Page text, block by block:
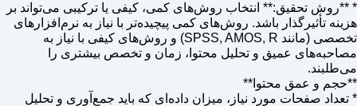
* **روش تحقیق:** انتخاب روش‌های کمی، کیفی یا ترکیبی می‌تواند بر
هزینه تأثیرگذار باشد. روش‌های کمی پیچیده‌تر با نیاز به نرم‌افزارهای
تخصصی (مانند SPSS, AMOS, R) و روش‌های کیفی با نیاز به
مصاحبه‌های عمیق و تحلیل محتوا، زمان و تخصص بیشتری را
می‌طلبند.
**حجم و عمق محتوا**
* تعداد صفحات مورد نیاز، میزان داده‌ای که باید جمع‌آوری و تحلیل